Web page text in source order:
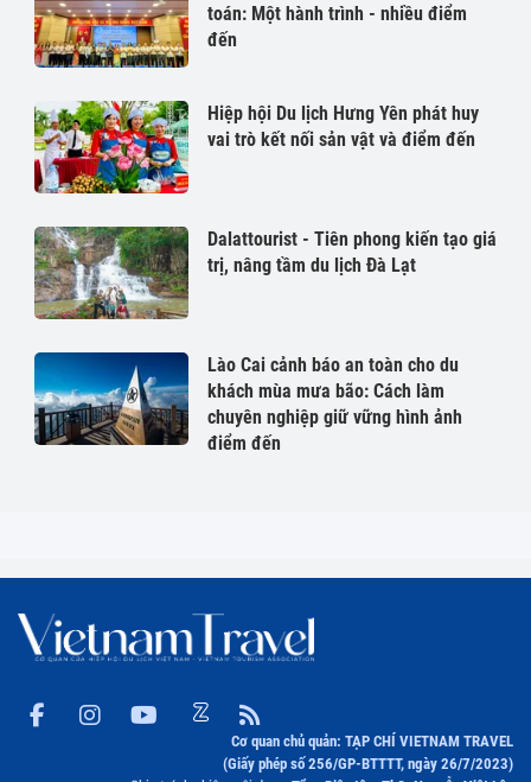
toán: Một hành trình - nhiều điểm
đến
Hiệp hội Du lịch Hưng Yên phát huy
vai trò kết nối sản vật và điểm đến
Dalattourist - Tiên phong kiến tạo giá
trị, nâng tầm du lịch Đà Lạt
Lào Cai cảnh báo an toàn cho du
khách mùa mưa bão: Cách làm
chuyên nghiệp giữ vững hình ảnh
điểm đến
Cơ quan chủ quản: TẠP CHÍ VIETNAM TRAVEL
(Giấy phép số 256/GP-BTTTT, ngày 26/7/2023)